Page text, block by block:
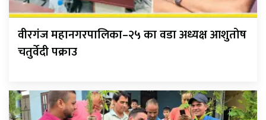
वीरगंज महानगरपालिका–२५ का वडा अध्यक्ष आशुतोष
चतुर्वेदी पक्राउ